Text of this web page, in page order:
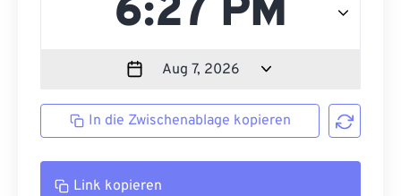
In die Zwischenablage kopieren
Link kopieren